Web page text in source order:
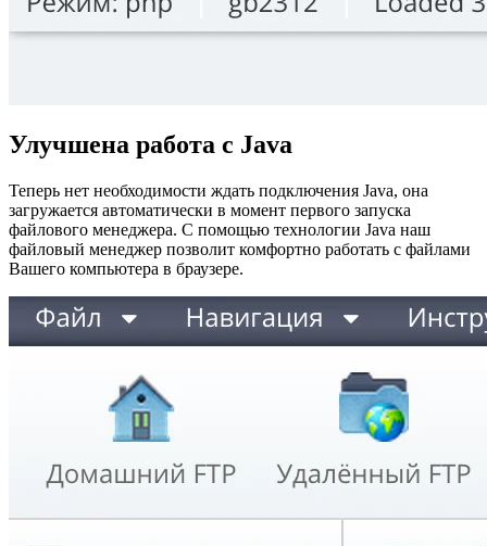
Улучшена работа с Java
Теперь нет необходимости ждать подключения Java, она
загружается автоматически в момент первого запуска
файлового менеджера. С помощью технологии Java наш
файловый менеджер позволит комфортно работать с файлами
Вашего компьютера в браузере.